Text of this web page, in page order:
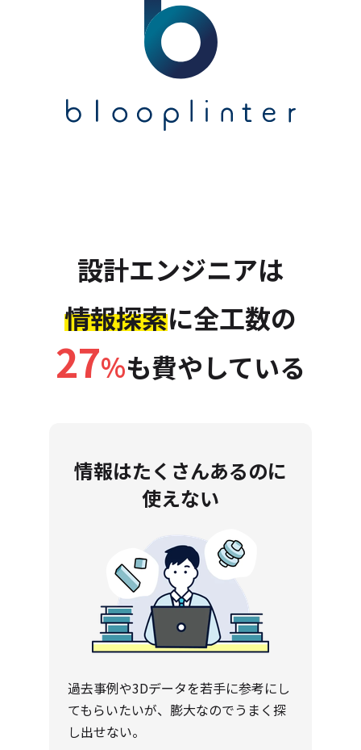
設計エンジニアは
情報探索に全工数の
27%も費やしている
情報はたくさんあるのに
使えない
過去事例や3Dデータを若手に参考にし
てもらいたいが、膨大なのでうまく探
し出せない。